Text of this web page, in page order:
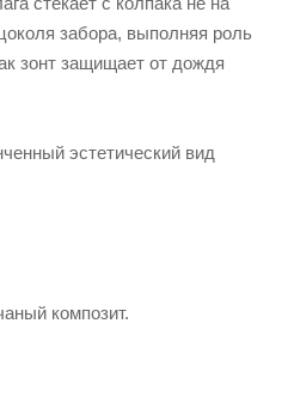
забора, выполняя роль
зонт защищает от дождя
эстетический вид
композит.